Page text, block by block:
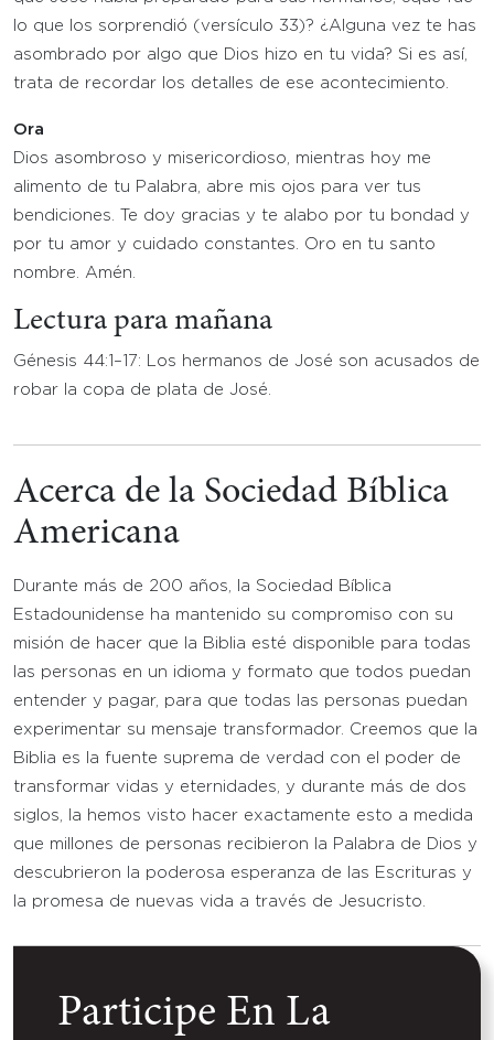
lo que los sorprendió (versículo 33)? ¿Alguna vez te has
asombrado por algo que Dios hizo en tu vida? Si es así,
trata de recordar los detalles de ese acontecimiento.
Ora
Dios asombroso y misericordioso, mientras hoy me
alimento de tu Palabra, abre mis ojos para ver tus
bendiciones. Te doy gracias y te alabo por tu bondad y
por tu amor y cuidado constantes. Oro en tu santo
nombre. Amén.
Lectura para mañana
Génesis 44:1–17: Los hermanos de José son acusados de
robar la copa de plata de José.
Acerca de la Sociedad Bíblica
Americana
Durante más de 200 años, la Sociedad Bíblica
Estadounidense ha mantenido su compromiso con su
misión de hacer que la Biblia esté disponible para todas
las personas en un idioma y formato que todos puedan
entender y pagar, para que todas las personas puedan
experimentar su mensaje transformador. Creemos que la
Biblia es la fuente suprema de verdad con el poder de
transformar vidas y eternidades, y durante más de dos
siglos, la hemos visto hacer exactamente esto a medida
que millones de personas recibieron la Palabra de Dios y
descubrieron la poderosa esperanza de las Escrituras y
la promesa de nuevas vida a través de Jesucristo.
Participe En La